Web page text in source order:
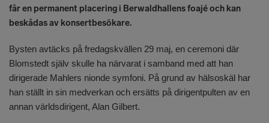
får en permanent placering i Berwaldhallens foajé och kan
beskådas av konsertbesökare.
Bysten avtäcks på fredagskvällen 29 maj, en ceremoni där
Blomstedt själv skulle ha närvarat i samband med att han
dirigerade Mahlers nionde symfoni. På grund av hälsoskäl har
han ställt in sin medverkan och ersätts på dirigentpulten av en
annan världsdirigent, Alan Gilbert.